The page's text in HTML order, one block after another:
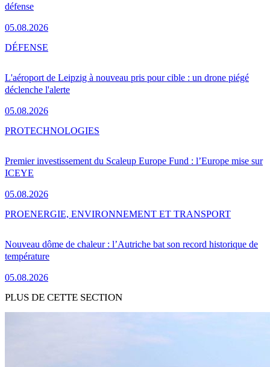
défense
05.08.2026
L'aéroport de Leipzig à nouveau pris pour cible : un drone piégé
déclenche l'alerte
05.08.2026
DÉFENSE
Premier investissement du Scaleup Europe Fund : l’Europe mise sur
ICEYE
05.08.2026
PROTECHNOLOGIES
Nouveau dôme de chaleur : l’Autriche bat son record historique de
température
05.08.2026
PROENERGIE, ENVIRONNEMENT ET TRANSPORT
PLUS DE CETTE SECTION